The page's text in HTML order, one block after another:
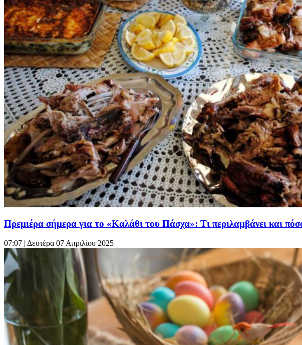
Πρεμιέρα σήμερα για το «Καλάθι του Πάσχα»: Τι περιλαμβάνει και
07:07 | Δευτέρα 07 Απριλίου 2025